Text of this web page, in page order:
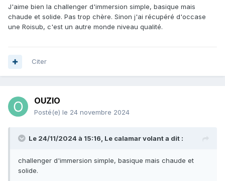
J'aime bien la challenger d'immersion simple, basique mais
chaude et solide. Pas trop chère. Sinon j'ai récupéré d'occase
une Roisub, c'est un autre monde niveau qualité.
Citer
OUZIO
Posté(e) le 24 novembre 2024
Le 24/11/2024 à 15:16, Le calamar volanta dit :
challenger d'immersion simple, basique mais chaude et
solide.